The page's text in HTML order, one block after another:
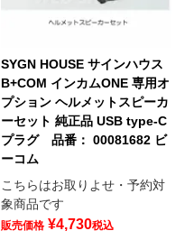
SYGN HOUSE サインハウス
B+COM インカムONE 専用オ
プション ヘルメットスピーカ
ーセット 純正品 USB type-C
プラグ 品番： 00081682 ビ
ーコム
こちらはお取りよせ・予約対
象商品です
販売価格 ¥4,730税込